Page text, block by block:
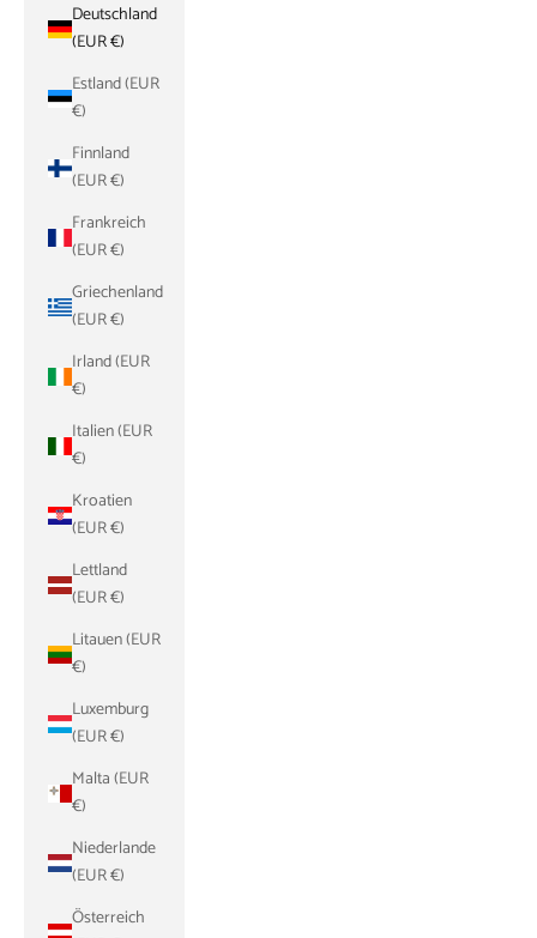
Deutschland
(EUR €)
Estland (EUR
€)
Finnland
(EUR €)
Frankreich
(EUR €)
Griechenland
(EUR €)
Irland (EUR
€)
Italien (EUR
€)
Kroatien
(EUR €)
Lettland
(EUR €)
Litauen (EUR
€)
Luxemburg
(EUR €)
Malta (EUR
€)
Niederlande
(EUR €)
Österreich